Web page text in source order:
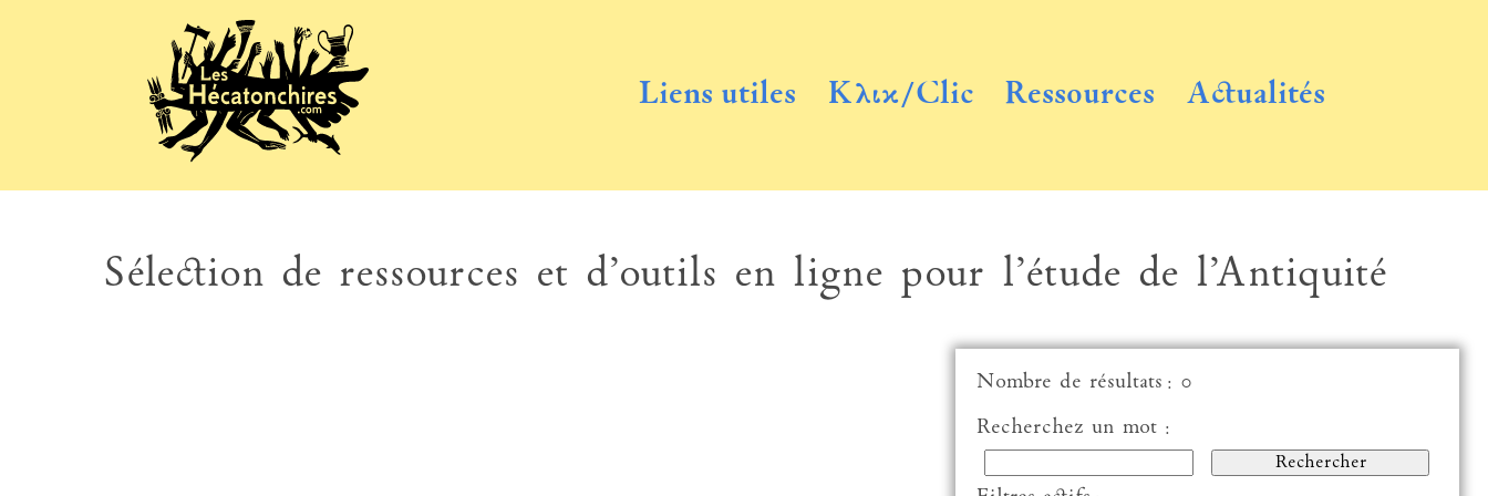
Liens utiles Κλικ/Clic Ressources Actualités
Sélection de ressources et d’outils en ligne pour l’étude de l’Antiquité
Nombre de résultats : 0
Recherchez un mot :